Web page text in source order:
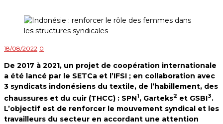
18/08/2022 0
De 2017 à 2021, un projet de coopération internationale
a été lancé par le SETCa et l’IFSI ; en collaboration avec
3 syndicats indonésiens du textile, de l’habillement, des
chaussures et du cuir (THCC) : SPN1, Garteks2 et GSBI3.
L’objectif est de renforcer le mouvement syndical et les
travailleurs du secteur en accordant une attention